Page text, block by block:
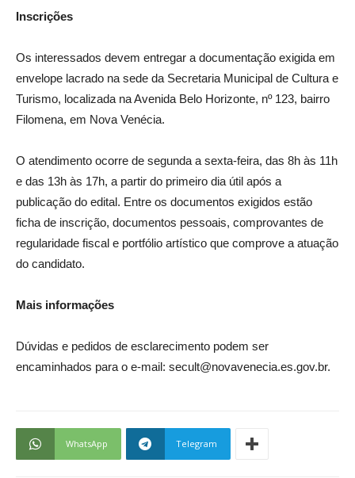
Inscrições
Os interessados devem entregar a documentação exigida em
envelope lacrado na sede da Secretaria Municipal de Cultura e
Turismo, localizada na Avenida Belo Horizonte, nº 123, bairro
Filomena, em Nova Venécia.
O atendimento ocorre de segunda a sexta-feira, das 8h às 11h
e das 13h às 17h, a partir do primeiro dia útil após a
publicação do edital. Entre os documentos exigidos estão
ficha de inscrição, documentos pessoais, comprovantes de
regularidade fiscal e portfólio artístico que comprove a atuação
do candidato.
Mais informações
Dúvidas e pedidos de esclarecimento podem ser
encaminhados para o e-mail: secult@novavenecia.es.gov.br.
WhatsApp Telegram